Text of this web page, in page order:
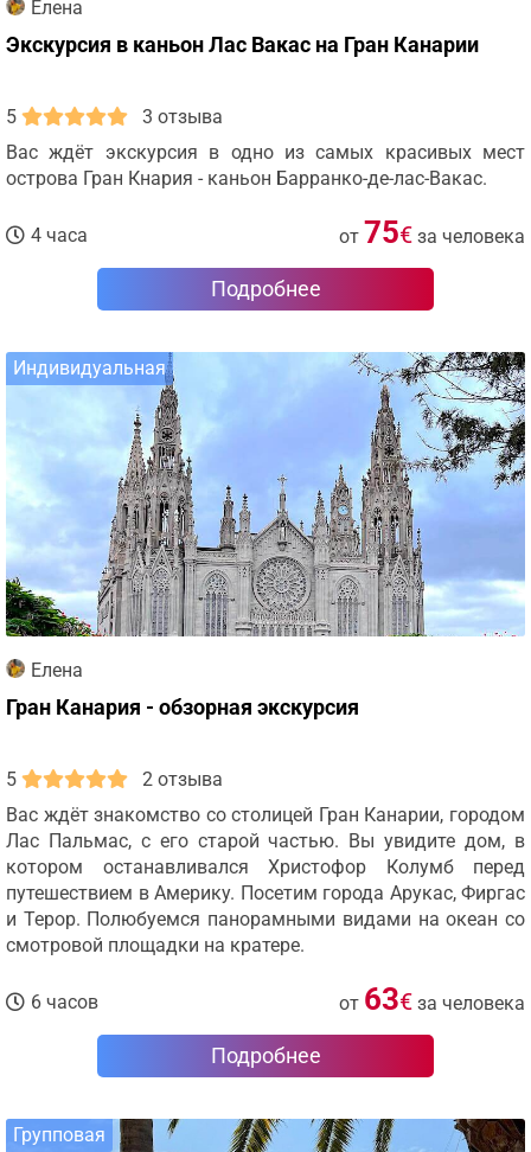
Елена
Экскурсия в каньон Лас Вакас на Гран Канарии
5
3 отзыва
Вас ждёт экскурсия в одно из самых красивых мест
острова Гран Кнария - каньон Барранко-де-лас-Вакас.
4 часа от 75€ за человека
Подробнее
Индивидуальная
Елена
Гран Канария - обзорная экскурсия
5
2 отзыва
Вас ждёт знакомство со столицей Гран Канарии, городом
Лас Пальмас, с его старой частью. Вы увидите дом, в
котором останавливался Христофор Колумб перед
путешествием в Америку. Посетим города Арукас, Фиргас
и Терор. Полюбуемся панорамными видами на океан со
смотровой площадки на кратере.
6 часов от 63€ за человека
Подробнее
Групповая